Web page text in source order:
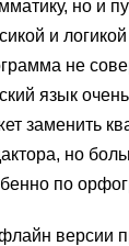
но и
и
не
язык
заменить
но
по
версии